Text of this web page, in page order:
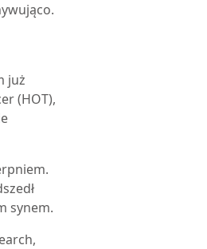
już
(HOT),
synem.